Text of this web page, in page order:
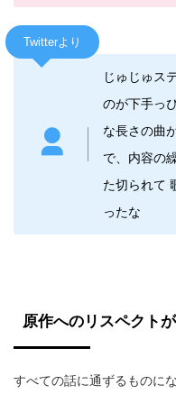
Twitterより
じゅじゅ ス
のが下手っ
な長さの曲
で、内容の
た切られて
ったな
原作へのリスペクト
すべての話に通ずるものに